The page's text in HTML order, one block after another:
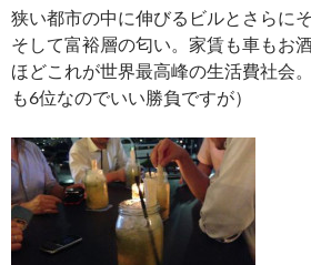
狭い都市の中に伸びるビルとさらに
そして富裕層の匂い。家賃も車もお
ほどこれが世界最高峰の生活費社会
も6位なのでいい勝負ですが）